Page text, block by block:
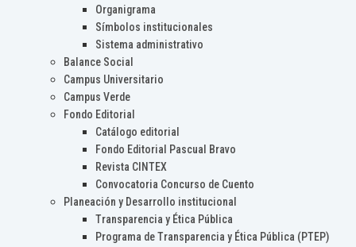
Organigrama
Símbolos institucionales
Sistema administrativo
Balance Social
Campus Universitario
Campus Verde
Fondo Editorial
Catálogo editorial
Fondo Editorial Pascual Bravo
Revista CINTEX
Convocatoria Concurso de Cuento
Planeación y Desarrollo institucional
Transparencia y Ética Pública
Programa de Transparencia y Ética Pública (PTEP)